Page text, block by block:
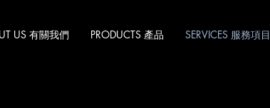
US 有關我們 PRODUCTS 產品 SERVICES 服務項目